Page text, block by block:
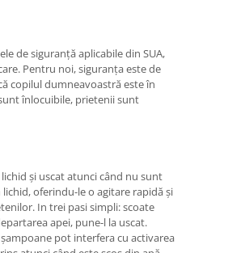
de siguranță aplicabile din SUA,
Pentru noi, siguranța este de
copilul dumneavoastră este în
înlocuibile, prietenii sunt
și uscat atunci când nu sunt
oferindu-le o agitare rapidă și
In trei pasi simpli: scoate
apei, pune-l la uscat.
pot interfera cu activarea